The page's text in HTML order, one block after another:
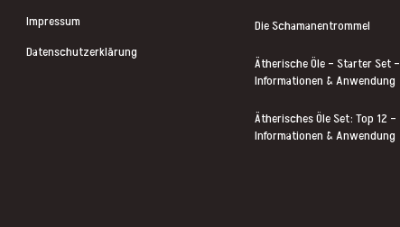
Impressum
Datenschutzerklärung
Die Schamanentrommel
Ätherische Öle – Starter Set –
Informationen & Anwendung
Ätherisches Öle Set: Top 12 –
Informationen & Anwendung